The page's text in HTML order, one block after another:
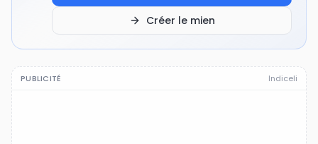
Créer le mien
PUBLICITÉ Indiceli